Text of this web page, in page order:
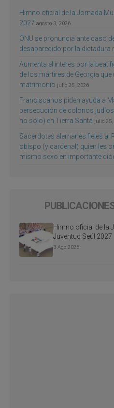
Himno oficial de la Jornada
2027 agosto 3, 2026
ONU se pronuncia ante caso
desaparecido por la dictadura
Aumenta el interés por la
de los mártires de Georgia
matrimonio julio 25, 2026
Franciscanos piden ayuda a
persecución de colonos
no sólo) en Tierra Santa julio 25,
Sacerdotes alemanes fieles al
obispo (y cardenal) quien les
mismo sexo en importante
Himno oficial de la
Juventud Seúl 2027
3 Ago 2026